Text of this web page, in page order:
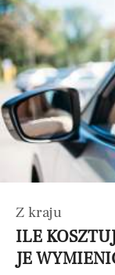
Z kraju
ILE
JE